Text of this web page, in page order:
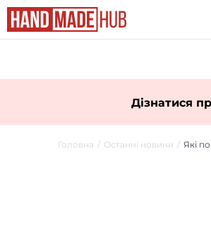
Дізнатися
Головна Останні новини Які